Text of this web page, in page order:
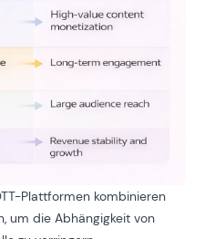
Plattformen kombinieren
um die Abhängigkeit von